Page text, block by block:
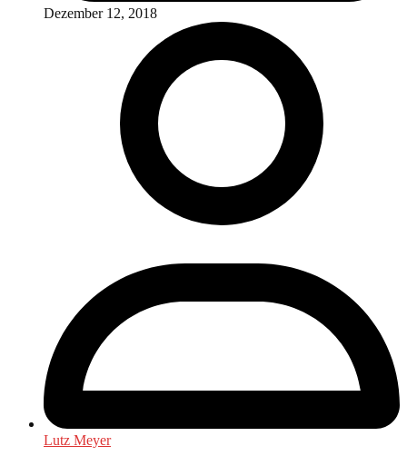
Dezember 12, 2018
Lutz Meyer